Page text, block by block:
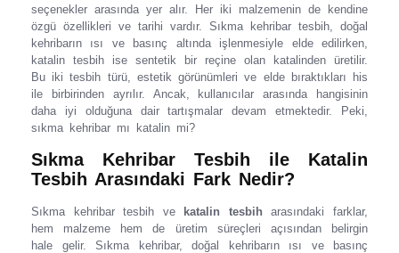
seçenekler arasında yer alır. Her iki malzemenin de kendine
özgü özellikleri ve tarihi vardır. Sıkma kehribar tesbih, doğal
kehribarın ısı ve basınç altında işlenmesiyle elde edilirken,
katalin tesbih ise sentetik bir reçine olan katalinden üretilir.
Bu iki tesbih türü, estetik görünümleri ve elde bıraktıkları his
ile birbirinden ayrılır. Ancak, kullanıcılar arasında hangisinin
daha iyi olduğuna dair tartışmalar devam etmektedir. Peki,
sıkma kehribar mı katalin mi?
Sıkma Kehribar Tesbih ile Katalin
Tesbih Arasındaki Fark Nedir?
Sıkma kehribar tesbih ve katalin tesbiharasındaki farklar,
hem malzeme hem de üretim süreçleri açısından belirgin
hale gelir. Sıkma kehribar, doğal kehribarın ısı ve basınç